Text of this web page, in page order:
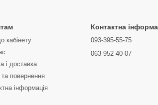
кабінету
і доставка
повернення
інформація
Контактна
093-395-55-75
063-952-40-07